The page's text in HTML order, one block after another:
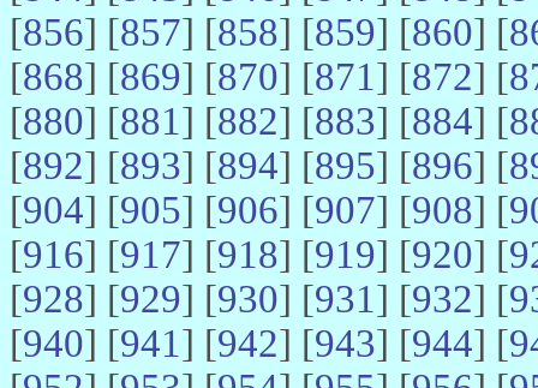
[856] [857] [858] [859] [860] [
[868] [869] [870] [871] [872] [
[880] [881] [882] [883] [884] [
[892] [893] [894] [895] [896] [
[904] [905] [906] [907] [908] [
[916] [917] [918] [919] [920] [
[928] [929] [930] [931] [932] [
[940] [941] [942] [943] [944] [